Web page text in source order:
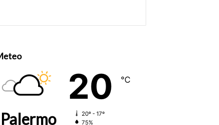
Palermo
20 ℃
20º - 17º
75%